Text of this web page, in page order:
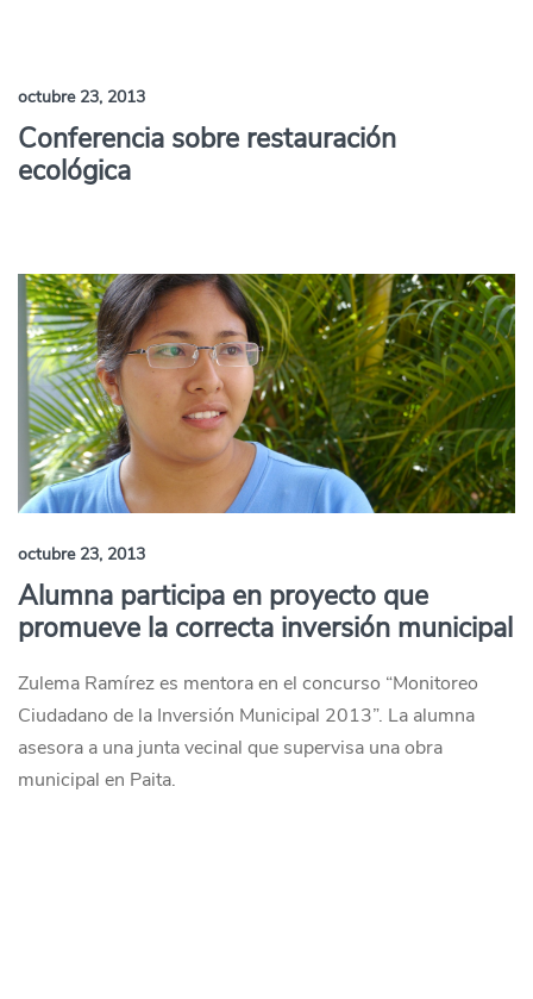
octubre 23, 2013
Conferencia sobre restauración
ecológica
octubre 23, 2013
Alumna participa en proyecto que
promueve la correcta inversión municipal
Zulema Ramírez es mentora en el concurso “Monitoreo
Ciudadano de la Inversión Municipal 2013”. La alumna
asesora a una junta vecinal que supervisa una obra
municipal en Paita.